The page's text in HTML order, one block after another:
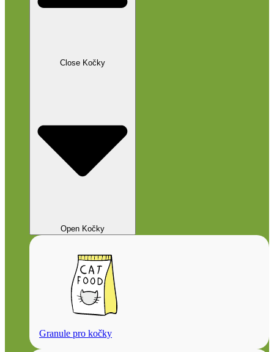
Close Kočky
Open Kočky
Granule pro kočky